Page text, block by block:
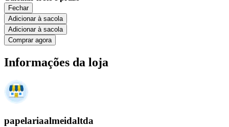
Fechar
Adicionar à sacola
Adicionar à sacola
Comprar agora
Informações da loja
papelariaalmeidaltda